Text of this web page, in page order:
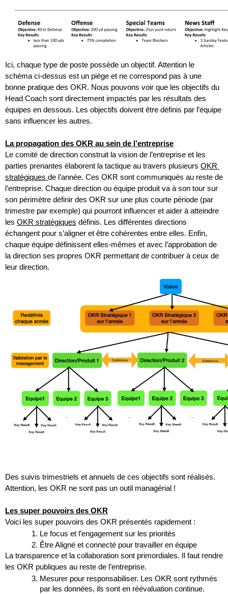
Ici, chaque type de poste possède un objectif. Attention le
schéma ci-dessus est un piège et ne correspond pas à une
bonne pratique des OKR. Nous pouvons voir que les objectifs du
Head Coach sont directement impactés par les résultats des
équipes en dessous. Les objectifs doivent être définis par l’équipe
sans influencer les autres.
La propagation des OKR au sein de l’entreprise
Le comité de direction construit la vision de l’entreprise et les
parties prenantes élaborent la tactique au travers plusieurs OKR
stratégiques de l’année. Ces OKR sont communiqués au reste de
l’entreprise. Chaque direction ou équipe produit va à son tour sur
son périmètre définir des OKR sur une plus courte période (par
trimestre par exemple) qui pourront influencer et aider à atteindre
les OKR stratégiques définis. Les différentes directions
échangent pour s’aligner et être cohérentes entre elles. Enfin,
chaque équipe définissent elles-mêmes et avec l’approbation de
la direction ses propres OKR permettant de contribuer à ceux de
leur direction.
Des suivis trimestriels et annuels de ces objectifs sont réalisés.
Attention, les OKR ne sont pas un outil managérial !
Les super pouvoirs des OKR
Voici les super pouvoirs des OKR présentés rapidement :
Le focus et l’engagement sur les priorités
Être Aligné et connecté pour travailler en équipe
La transparence et la collaboration sont primordiales. Il faut rendre
les OKR publiques au reste de l’entreprise.
Mesurer pour responsabiliser. Les OKR sont rythmés
par les données, ils sont en réévaluation continue.